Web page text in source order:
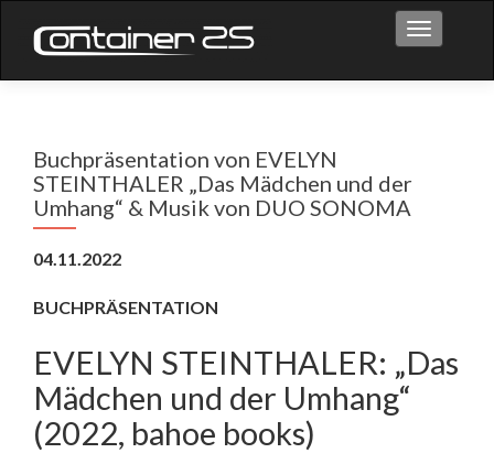
Toggle
Buchpräsentation von EVELYN
STEINTHALER „Das Mädchen und der
Umhang“ & Musik von DUO SONOMA
04.11.2022
BUCHPRÄSENTATION
EVELYN STEINTHALER: „Das
Mädchen und der Umhang“
(2022, bahoe books)